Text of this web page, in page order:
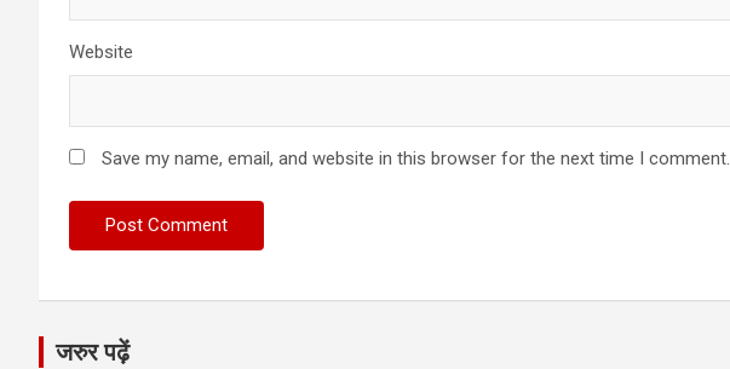
Website
Save my name, email, and website in this browser for the next time I comment.
जरुर पढ़ें